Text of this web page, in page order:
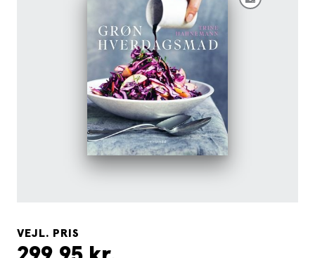
VEJL. PRIS